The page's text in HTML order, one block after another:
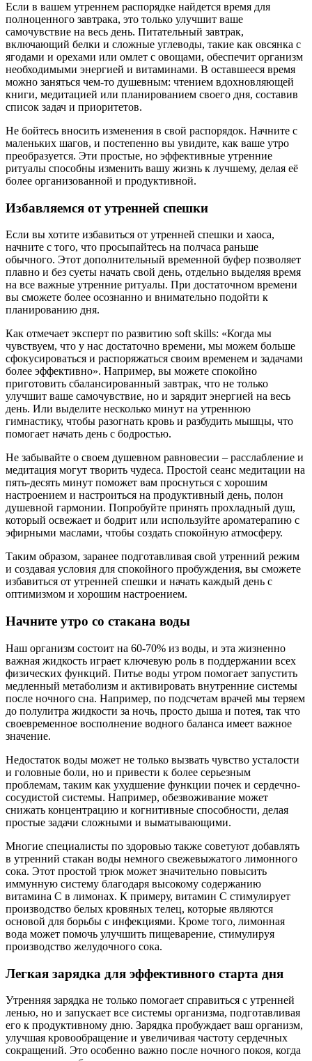
Если в вашем утреннем распорядке найдется время для
полноценного завтрака, это только улучшит ваше
самочувствие на весь день. Питательный завтрак,
включающий белки и сложные углеводы, такие как овсянка с
ягодами и орехами или омлет с овощами, обеспечит организм
необходимыми энергией и витаминами. В оставшееся время
можно заняться чем-то душевным: чтением вдохновляющей
книги, медитацией или планированием своего дня, составив
список задач и приоритетов.
Не бойтесь вносить изменения в свой распорядок. Начните с
маленьких шагов, и постепенно вы увидите, как ваше утро
преобразуется. Эти простые, но эффективные утренние
ритуалы способны изменить вашу жизнь к лучшему, делая её
более организованной и продуктивной.
Избавляемся от утренней спешки
Если вы хотите избавиться от утренней спешки и хаоса,
начните с того, что просыпайтесь на полчаса раньше
обычного. Этот дополнительный временной буфер позволяет
плавно и без суеты начать свой день, отдельно выделяя время
на все важные утренние ритуалы. При достаточном времени
вы сможете более осознанно и внимательно подойти к
планированию дня.
Как отмечает эксперт по развитию soft skills: «Когда мы
чувствуем, что у нас достаточно времени, мы можем больше
сфокусироваться и распоряжаться своим временем и задачами
более эффективно». Например, вы можете спокойно
приготовить сбалансированный завтрак, что не только
улучшит ваше самочувствие, но и зарядит энергией на весь
день. Или выделите несколько минут на утреннюю
гимнастику, чтобы разогнать кровь и разбудить мышцы, что
помогает начать день с бодростью.
Не забывайте о своем душевном равновесии – расслабление и
медитация могут творить чудеса. Простой сеанс медитации на
пять-десять минут поможет вам проснуться с хорошим
настроением и настроиться на продуктивный день, полон
душевной гармонии. Попробуйте принять прохладный душ,
который освежает и бодрит или используйте ароматерапию с
эфирными маслами, чтобы создать спокойную атмосферу.
Таким образом, заранее подготавливая свой утренний режим
и создавая условия для спокойного пробуждения, вы сможете
избавиться от утренней спешки и начать каждый день с
оптимизмом и хорошим настроением.
Начните утро со стакана воды
Наш организм состоит на 60-70% из воды, и эта жизненно
важная жидкость играет ключевую роль в поддержании всех
физических функций. Питье воды утром помогает запустить
медленный метаболизм и активировать внутренние системы
после ночного сна. Например, по подсчетам врачей мы теряем
до полулитра жидкости за ночь, просто дыша и потея, так что
своевременное восполнение водного баланса имеет важное
значение.
Недостаток воды может не только вызвать чувство усталости
и головные боли, но и привести к более серьезным
проблемам, таким как ухудшение функции почек и сердечно-
сосудистой системы. Например, обезвоживание может
снижать концентрацию и когнитивные способности, делая
простые задачи сложными и выматывающими.
Многие специалисты по здоровью также советуют добавлять
в утренний стакан воды немного свежевыжатого лимонного
сока. Этот простой трюк может значительно повысить
иммунную систему благодаря высокому содержанию
витамина C в лимонах. К примеру, витамин C стимулирует
производство белых кровяных телец, которые являются
основой для борьбы с инфекциями. Кроме того, лимонная
вода может помочь улучшить пищеварение, стимулируя
производство желудочного сока.
Легкая зарядка для эффективного старта дня
Утренняя зарядка не только помогает справиться с утренней
ленью, но и запускает все системы организма, подготавливая
его к продуктивному дню. Зарядка пробуждает ваш организм,
улучшая кровообращение и увеличивая частоту сердечных
сокращений. Это особенно важно после ночного покоя, когда